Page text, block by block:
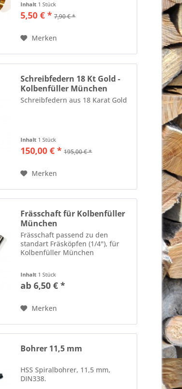
Inhalt 1 Stück
5,50 € * 7,90 € *
Merken
Schreibfedern 18 Kt Gold -
Kolbenfüller München
Schreibfedern aus 18 Karat Gold
Inhalt 1 Stück
150,00 € * 195,00 € *
Merken
Frässchaft für Kolbenfüller
München
Frässchaft passend zu den
standart Fräsköpfen (1/4"), für
Kolbenfüller München
Inhalt 1 Stück
ab 6,50 € *
Merken
Bohrer 11,5 mm
HSS Spiralbohrer, 11,5 mm,
DIN338.